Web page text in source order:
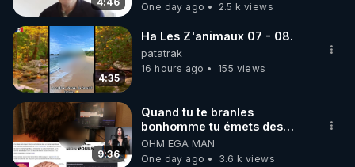
One day ago
2.5 k views
4:35
Ha Les Z'animaux 07 - 08.
patatrak
16 hours ago
155 views
9:36
Quand tu te branles
bonhomme tu émets des
ondes ils ont juste omis de
t'expliquer
OHM ÉGA MAN
One day ago
3.6 k views